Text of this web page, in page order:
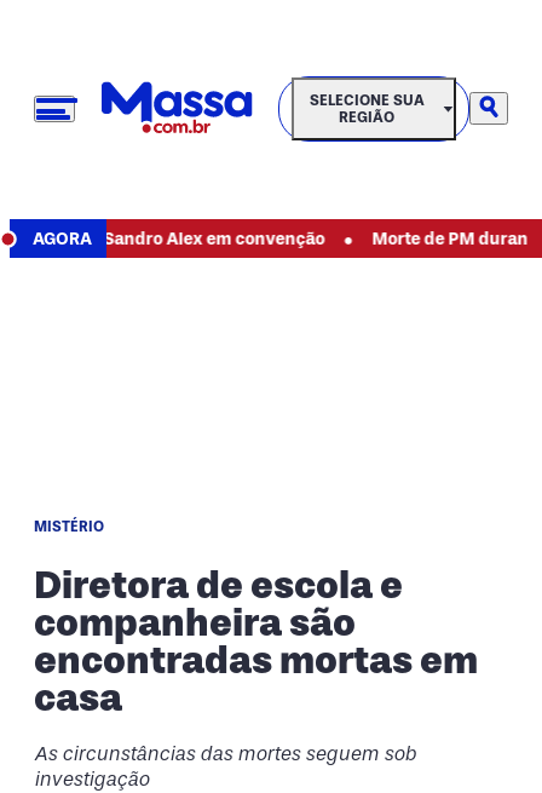
SELECIONE SUA REGIÃO
SELECIONE SUA
REGIÃO
AGORA
de Sandro Alex em convenção • Morte de PM durante aula
MISTÉRIO
Diretora de escola e
companheira são
encontradas mortas em
casa
As circunstâncias das mortes seguem sob
investigação